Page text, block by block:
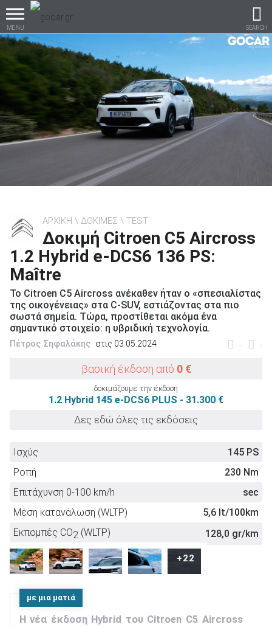
MENU SEARCH
Βρες τα πάντα για το
αυτοκίνητο!
βρες το!
Καινούρια
ΑΝΑΖΗΤΗΣΗ
Μεταχειρισμένα
Επιχειρήσεις
ΑΝΑΖΗΤΗΣΗ
ΑΡΧΙΚΗ ΔΟΚΙΜΕΣ TEST
Δοκιμή Citroen C5 Aircross
1.2 Hybrid e-DCS6 136 PS:
Maître
Το Citroen C5 Aircross ανέκαθεν ήταν ο «σπεσιαλίστας
της οικογένειας» στα C-SUV, εστιάζοντας στα πιο
σωστά σημεία. Τώρα, προστίθεται ακόμα ένα
σημαντικό στοιχείο: η υβριδική τεχνολογία.
- -
Πέτρος Σηφαλάκης στις 03.05.2024
βασική έκδοση από 0 €
δοκιμάζουμε την έκδοση
1.2 Hybrid 145 e-DCS6 PLUS - 31.300 €
Δες εδώ όλες τις εκδόσεις
Ισχύς
145 PS
Ροπή
230 Nm
Επιτάχυνση 0-100 km/h
sec
Μέση κατανάλωση (WLTP)
5,6 lt/100km
Εκπομπές CO2 (WLTP)
128,0 gr/km
Euro NCAP
+22
με μια ματιά
Η νέα έκδοση Hybrid του Citroen C5 Aircross